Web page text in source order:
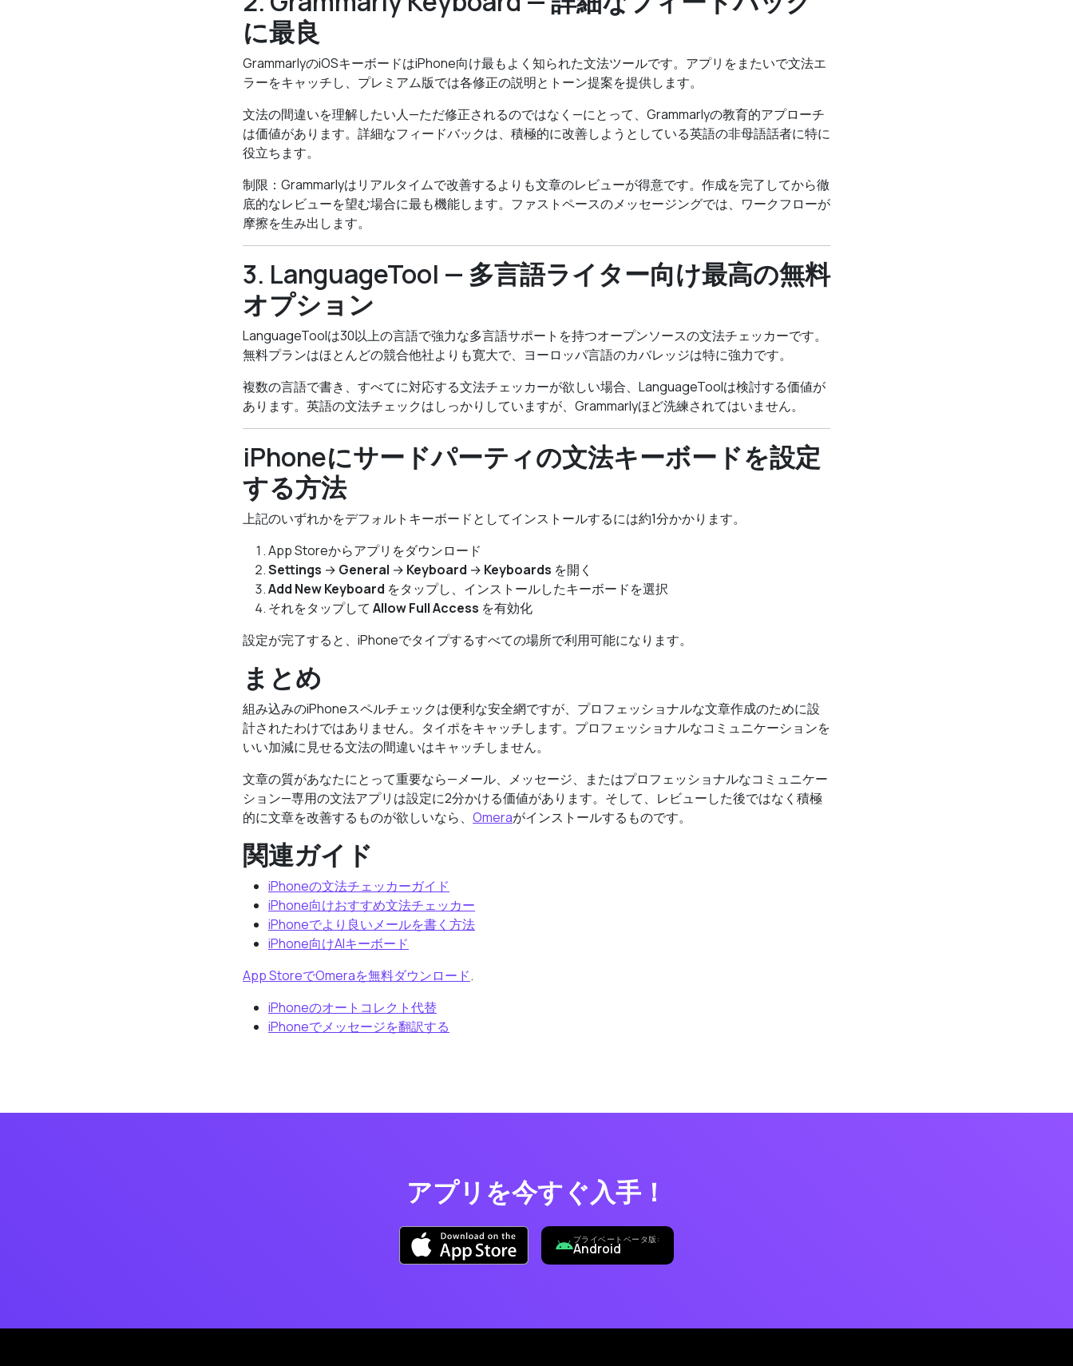
に最良
GrammarlyのiOSキーボードはiPhone向け最もよく知られた文法ツールです。アプリをまたいで文法エ
ラーをキャッチし、プレミアム版では各修正の説明とトーン提案を提供します。
文法の間違いを理解したい人—ただ修正されるのではなく—にとって、Grammarlyの教育的アプローチ
は価値があります。詳細なフィードバックは、積極的に改善しようとしている英語の非母語話者に特に
役立ちます。
制限：Grammarlyはリアルタイムで改善するよりも文章のレビューが得意です。作成を完了してから徹
底的なレビューを望む場合に最も機能します。ファストペースのメッセージングでは、ワークフローが
摩擦を生み出します。
3. LanguageTool — 多言語ライター向け最高の無料
オプション
LanguageToolは30以上の言語で強力な多言語サポートを持つオープンソースの文法チェッカーです。
無料プランはほとんどの競合他社よりも寛大で、ヨーロッパ言語のカバレッジは特に強力です。
複数の言語で書き、すべてに対応する文法チェッカーが欲しい場合、LanguageToolは検討する価値が
あります。英語の文法チェックはしっかりしていますが、Grammarlyほど洗練されてはいません。
iPhoneにサードパーティの文法キーボードを設定
する方法
上記のいずれかをデフォルトキーボードとしてインストールするには約1分かかります。
App Storeからアプリをダウンロード
Settings → General → Keyboard → Keyboards を開く
Add New Keyboard をタップし、インストールしたキーボードを選択
それをタップして Allow Full Access を有効化
設定が完了すると、iPhoneでタイプするすべての場所で利用可能になります。
まとめ
組み込みのiPhoneスペルチェックは便利な安全網ですが、プロフェッショナルな文章作成のために設
計されたわけではありません。タイポをキャッチします。プロフェッショナルなコミュニケーションを
いい加減に見せる文法の間違いはキャッチしません。
文章の質があなたにとって重要なら—メール、メッセージ、またはプロフェッショナルなコミュニケー
ション—専用の文法アプリは設定に2分かける価値があります。そして、レビューした後ではなく積極
的に文章を改善するものが欲しいなら、 Omeraがインストールするものです。
関連ガイド
iPhoneの文法チェッカーガイド
iPhone向けおすすめ文法チェッカー
iPhoneでより良いメールを書く方法
iPhone向けAIキーボード
App StoreでOmeraを無料ダウンロード.
iPhoneのオートコレクト代替
iPhoneでメッセージを翻訳する
アプリを今すぐ入手！
プライベートベータ版:
Android